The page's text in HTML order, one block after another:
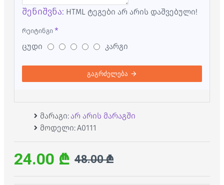
შენიშვნა: HTML ტეგები არ არის დაშვებული!
რეიტინგი
ცუდი კარგი
გაგრძელება
მარაგი: არ არის მარაგში
მოდელი:A0111
24.00 ₾ 48.00 ₾